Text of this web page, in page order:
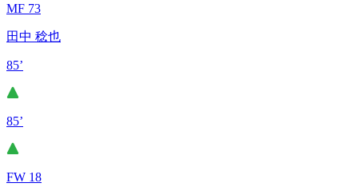
MF 73
田中 稔也
85’
85’
FW 18